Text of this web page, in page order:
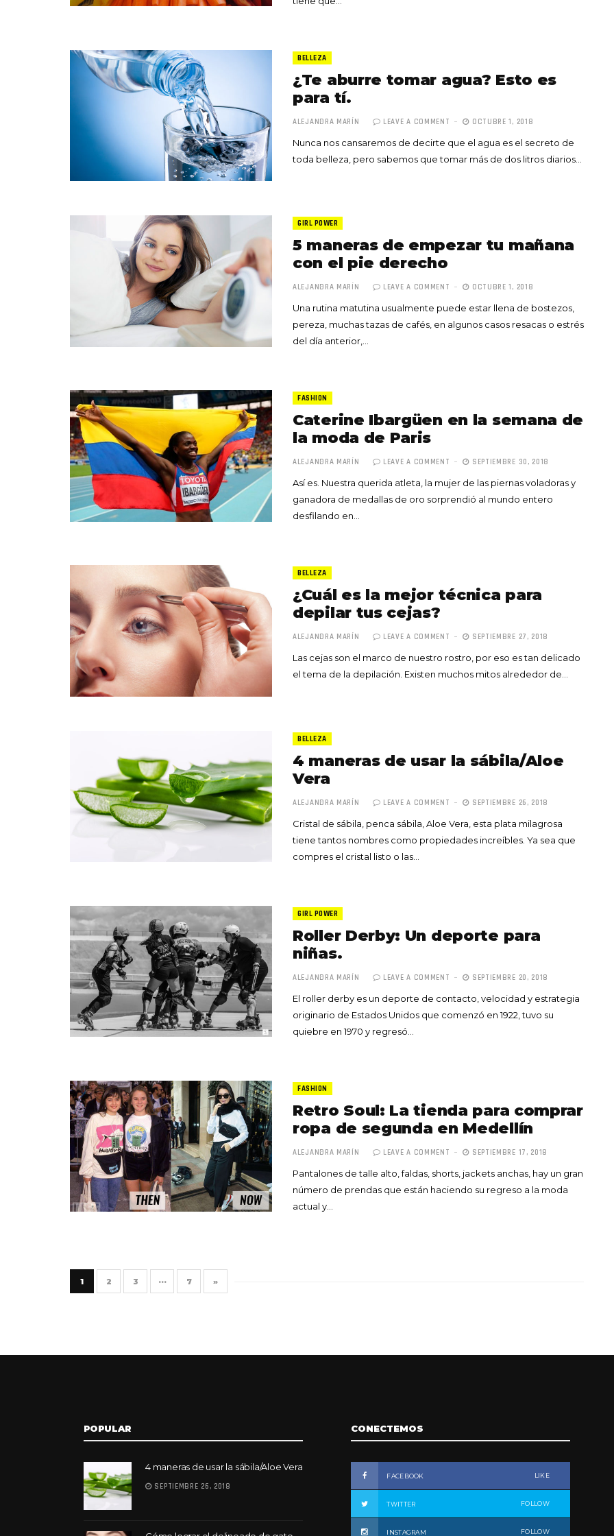
BELLEZA
¿Te aburre tomar agua? Esto es
para tí.
ALEJANDRA MARÍN LEAVE A COMMENT OCTUBRE 1, 2018
Nunca nos cansaremos de decirte que el agua es el secreto de
toda belleza, pero sabemos que tomar más de dos litros diarios…
GIRL POWER
5 maneras de empezar tu mañana
con el pie derecho
ALEJANDRA MARÍN LEAVE A COMMENT OCTUBRE 1, 2018
Una rutina matutina usualmente puede estar llena de bostezos,
pereza, muchas tazas de cafés, en algunos casos resacas o estrés
del día anterior,…
FASHION
Caterine Ibargüen en la semana de
la moda de Paris
ALEJANDRA MARÍN LEAVE A COMMENT SEPTIEMBRE 30, 2018
Así es. Nuestra querida atleta, la mujer de las piernas voladoras y
ganadora de medallas de oro sorprendió al mundo entero
desfilando en…
BELLEZA
¿Cuál es la mejor técnica para
depilar tus cejas?
ALEJANDRA MARÍN LEAVE A COMMENT SEPTIEMBRE 27, 2018
Las cejas son el marco de nuestro rostro, por eso es tan delicado
el tema de la depilación. Existen muchos mitos alrededor de…
BELLEZA
4 maneras de usar la sábila/Aloe
Vera
ALEJANDRA MARÍN LEAVE A COMMENT SEPTIEMBRE 26, 2018
Cristal de sábila, penca sábila, Aloe Vera, esta plata milagrosa
tiene tantos nombres como propiedades increíbles. Ya sea que
compres el cristal listo o las…
GIRL POWER
Roller Derby: Un deporte para
niñas.
ALEJANDRA MARÍN LEAVE A COMMENT SEPTIEMBRE 20, 2018
El roller derby es un deporte de contacto, velocidad y estrategia
originario de Estados Unidos que comenzó en 1922, tuvo su
quiebre en 1970 y regresó…
FASHION
Retro Soul: La tienda para comprar
ropa de segunda en Medellín
ALEJANDRA MARÍN LEAVE A COMMENT SEPTIEMBRE 17, 2018
Pantalones de talle alto, faldas, shorts, jackets anchas, hay un gran
número de prendas que están haciendo su regreso a la moda
actual y…
1 2 3 ··· 7 »
POPULAR
4 maneras de usar la sábila/Aloe Vera
SEPTIEMBRE 26, 2018
CONECTEMOS
FACEBOOK LIKE
TWITTER FOLLOW
INSTAGRAM FOLLOW